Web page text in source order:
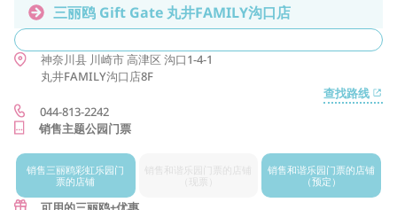
三丽鸥 Gift Gate 丸井FAMILY沟口店
神奈川县 川崎市高津区 沟口1-4-1
丸井FAMILY沟口店8F
查找路线
044-813-2242
销售主题公园门票
销售三丽鸥彩虹乐园门
票的店铺
销售和谐乐 园门票的店铺
销售和谐乐园门票的店铺
（预定）